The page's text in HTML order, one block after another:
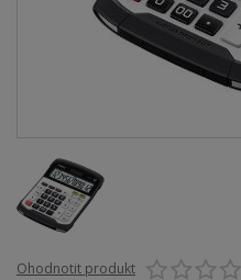
Ohodnotit produkt